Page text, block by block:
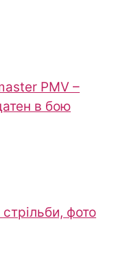
PMV –
в бою
фото